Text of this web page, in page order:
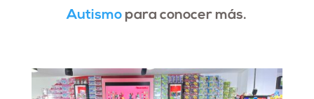
Autismo para conocer más.